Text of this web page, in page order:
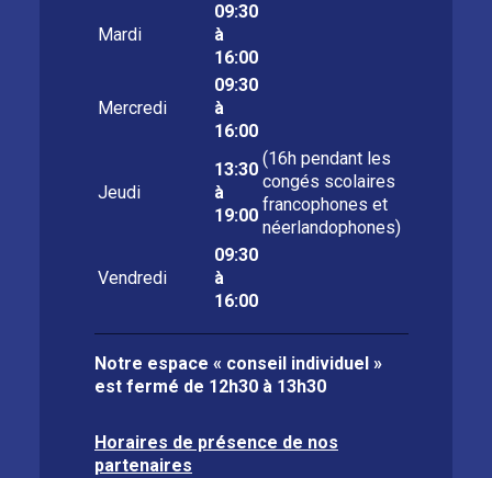
Mardi
09:30
à
16:00
Mercredi
09:30
à
16:00
Jeudi
13:30
à
19:00
(16h pendant les
congés scolaires
francophones et
néerlandophones)
Vendredi
09:30
à
16:00
Notre espace « conseil individuel »
est fermé de 12h30 à 13h30
Horaires de présence de nos
partenaires